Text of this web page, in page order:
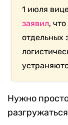
1 июля
заявил,
отдельных
Нужно